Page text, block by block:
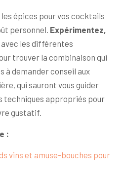
épices pour vos cocktails
personnel. Expérimentez,
avec les différentes
trouver la combinaison qui
à demander conseil aux
qui sauront vous guider
techniques appropriés pour
gustatif.
:
vins et amuse-bouches pour